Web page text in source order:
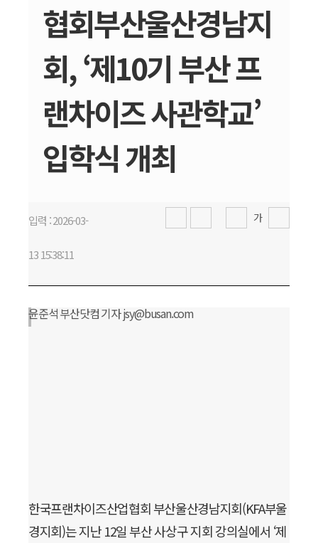
협회부산울산경남지
회, ‘제10기 부산 프
랜차이즈 사관학교’
입학식 개최
가
입력 : 2026-03-
13 15:38:11
윤준석 부산닷컴 기자 jsy@busan.com
한국프랜차이즈산업협회 부산울산경남지회(KFA부울
경지회)는 지난 12일 부산 사상구 지회 강의실에서 ‘제